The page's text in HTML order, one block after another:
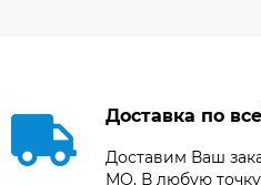
Доставка по
Доставим Ваш
МО. В любую